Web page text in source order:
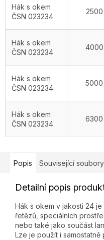
Hák s okem
ČSN 023234
Hák s okem
ČSN 023234
Hák s okem
ČSN 023234
Hák s okem
ČSN 023234
Popis Související
Detailní popis
Hák s okem v jakosti 24
řetězů, speciálních
nebo také jako součást
Lze je použít i